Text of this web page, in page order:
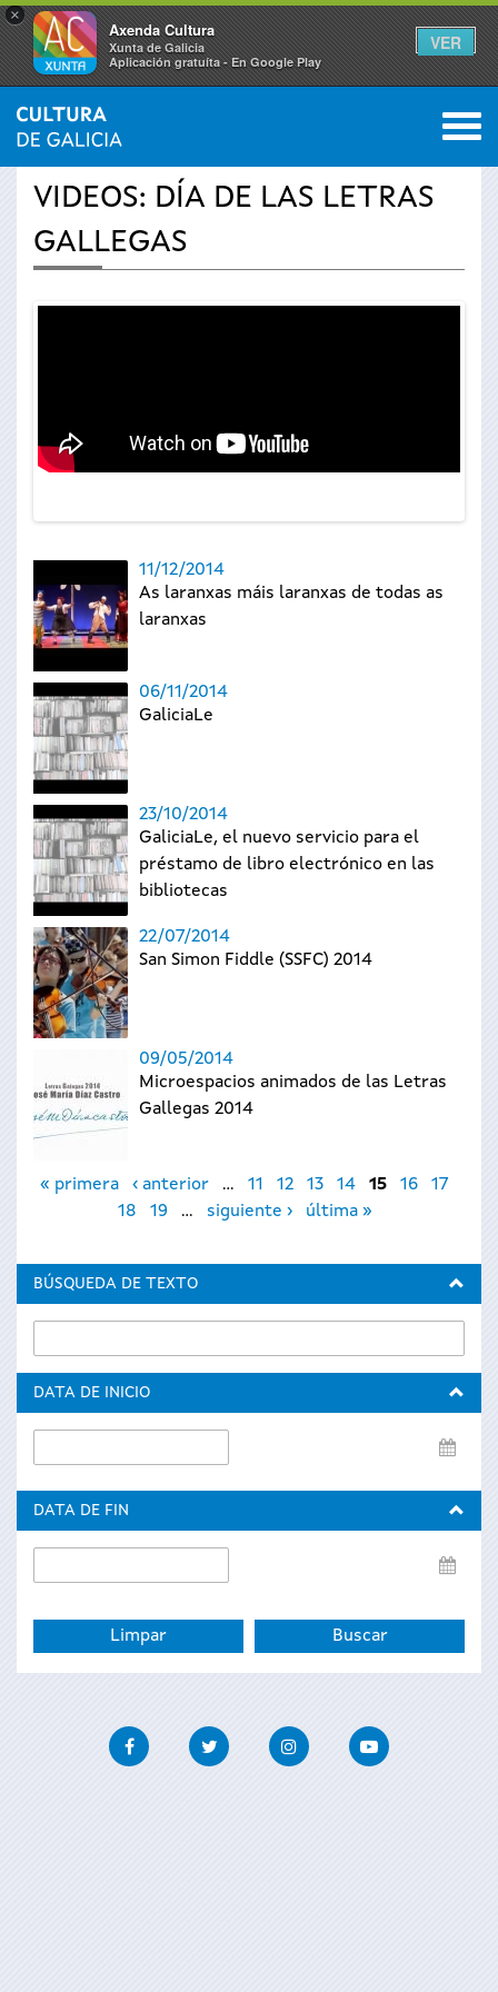
×
Axenda Cultura
Xunta de Galicia
Aplicación gratuíta - En Google Play
VER
Se
usted
INICIO › ACTUALIDAD 0
VIDEOS: DÍA DE LAS LETRAS
GALLEGAS
11/12/2014
As laranxas máis laranxas de todas as
laranxas
06/11/2014
GaliciaLe
23/10/2014
GaliciaLe, el nuevo servicio para el
préstamo de libro electrónico en las
bibliotecas
22/07/2014
San Simon Fiddle (SSFC) 2014
09/05/2014
Microespacios animados de las Letras
Gallegas 2014
Páginas
« primera ‹ anterior … 11 12 13 14 15 16
17
18
19 … siguiente › última »
BÚSQUEDA DE TEXTO
DATA DE INICIO
de
DATA DE FIN
de
FacebookTwitter InstagramYoutube